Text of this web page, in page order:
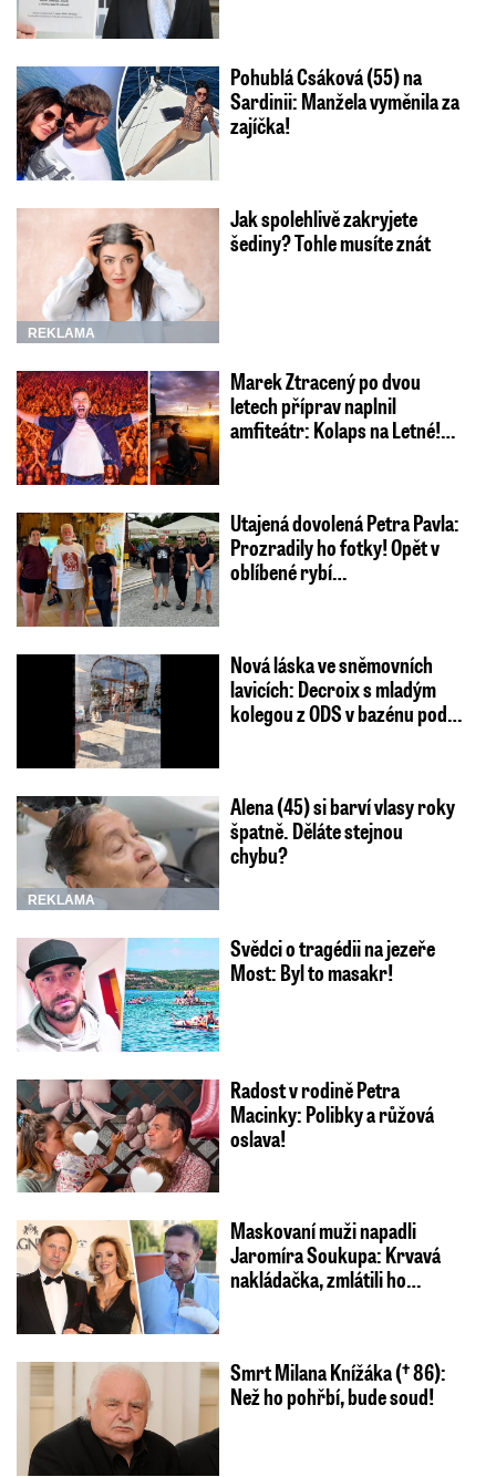
Pohublá Csáková (55) na
Sardinii: Manžela vyměnila za
zajíčka!
REKLAMA
Jak spolehlivě zakryjete
šediny? Tohle musíte znát
Marek Ztracený po dvou
letech příprav naplnil
amfiteátr: Kolaps na Letné!…
Utajená dovolená Petra Pavla:
Prozradily ho fotky! Opět v
oblíbené rybí…
Nová láska ve sněmovních
lavicích: Decroix s mladým
kolegou z ODS v bazénu pod…
REKLAMA
Alena (45) si barví vlasy roky
špatně. Děláte stejnou
chybu?
Svědci o tragédii na jezeře
Most: Byl to masakr!
Radost v rodině Petra
Macinky: Polibky a růžová
oslava!
Maskovaní muži napadli
Jaromíra Soukupa: Krvavá
nakládačka, zmlátili ho…
Smrt Milana Knížáka († 86):
Než ho pohřbí, bude soud!